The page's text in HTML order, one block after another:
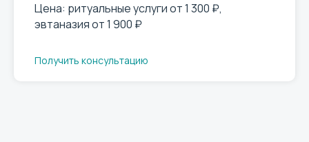
Цена: ритуальные услуги от 1 300 ₽,
эвтаназия от 1 900 ₽
Получить консультацию